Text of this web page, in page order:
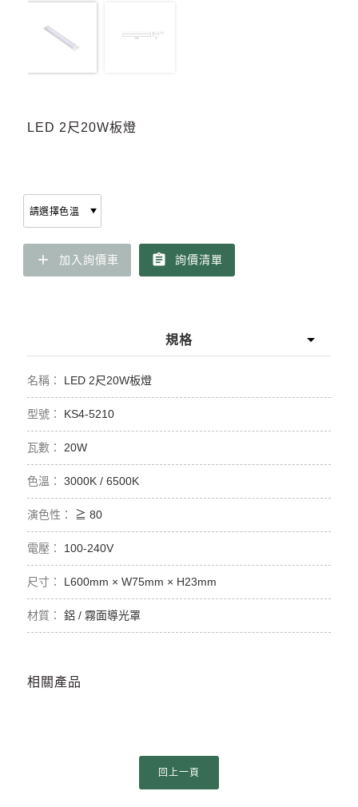
LED 2尺20W板燈
add 加入詢價車 assignment 詢價清單
規格
LED 2尺20W板燈
KS4-5210
20W
3000K / 6500K
≧ 80
100-240V
L600mm × W75mm × H23mm
鋁 / 霧面導光罩
相關產品